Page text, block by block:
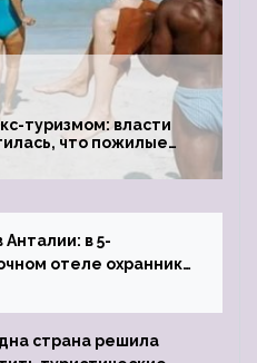
туризмом: власти
что пожилые
к ним, чтобы
любовниками
Анталии: в 5-
отеле охранник
страна решила